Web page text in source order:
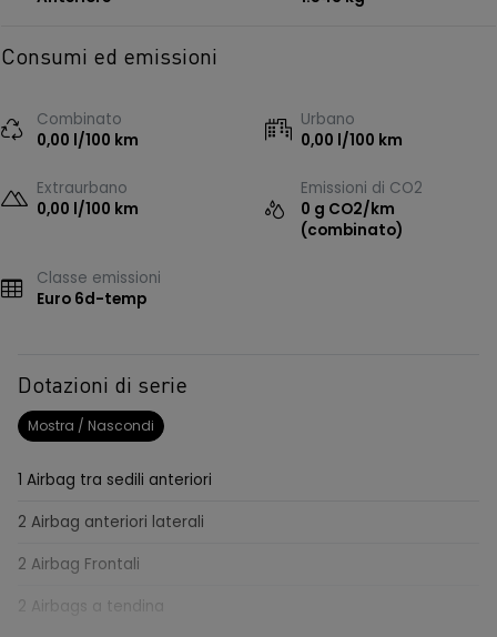
Consumi ed emissioni
Combinato
0,00 l/100 km
Urbano
0,00 l/100 km
Extraurbano
0,00 l/100 km
Emissioni di CO2
0 g CO2/km
(combinato)
Classe emissioni
Euro 6d-temp
Dotazioni di serie
Mostra / Nascondi
1 Airbag tra sedili anteriori
2 Airbag anteriori laterali
2 Airbag Frontali
2 Airbags a tendina